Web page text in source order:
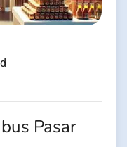
Pasar